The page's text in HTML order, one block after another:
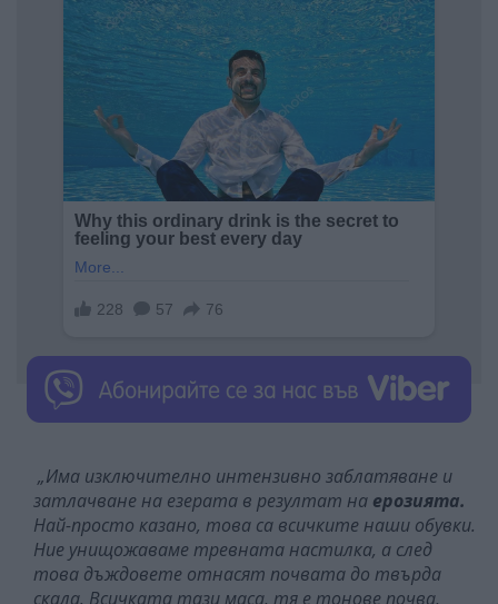
„Има изключително интензивно заблатяване и
затлачване на езерата в резултат на ерозията.
Най-просто казано, това са всичките наши обувки.
Ние унищожаваме тревната настилка, а след
това дъждовете отнасят почвата до твърда
скала. Всичката тази маса, тя е тонове почва,